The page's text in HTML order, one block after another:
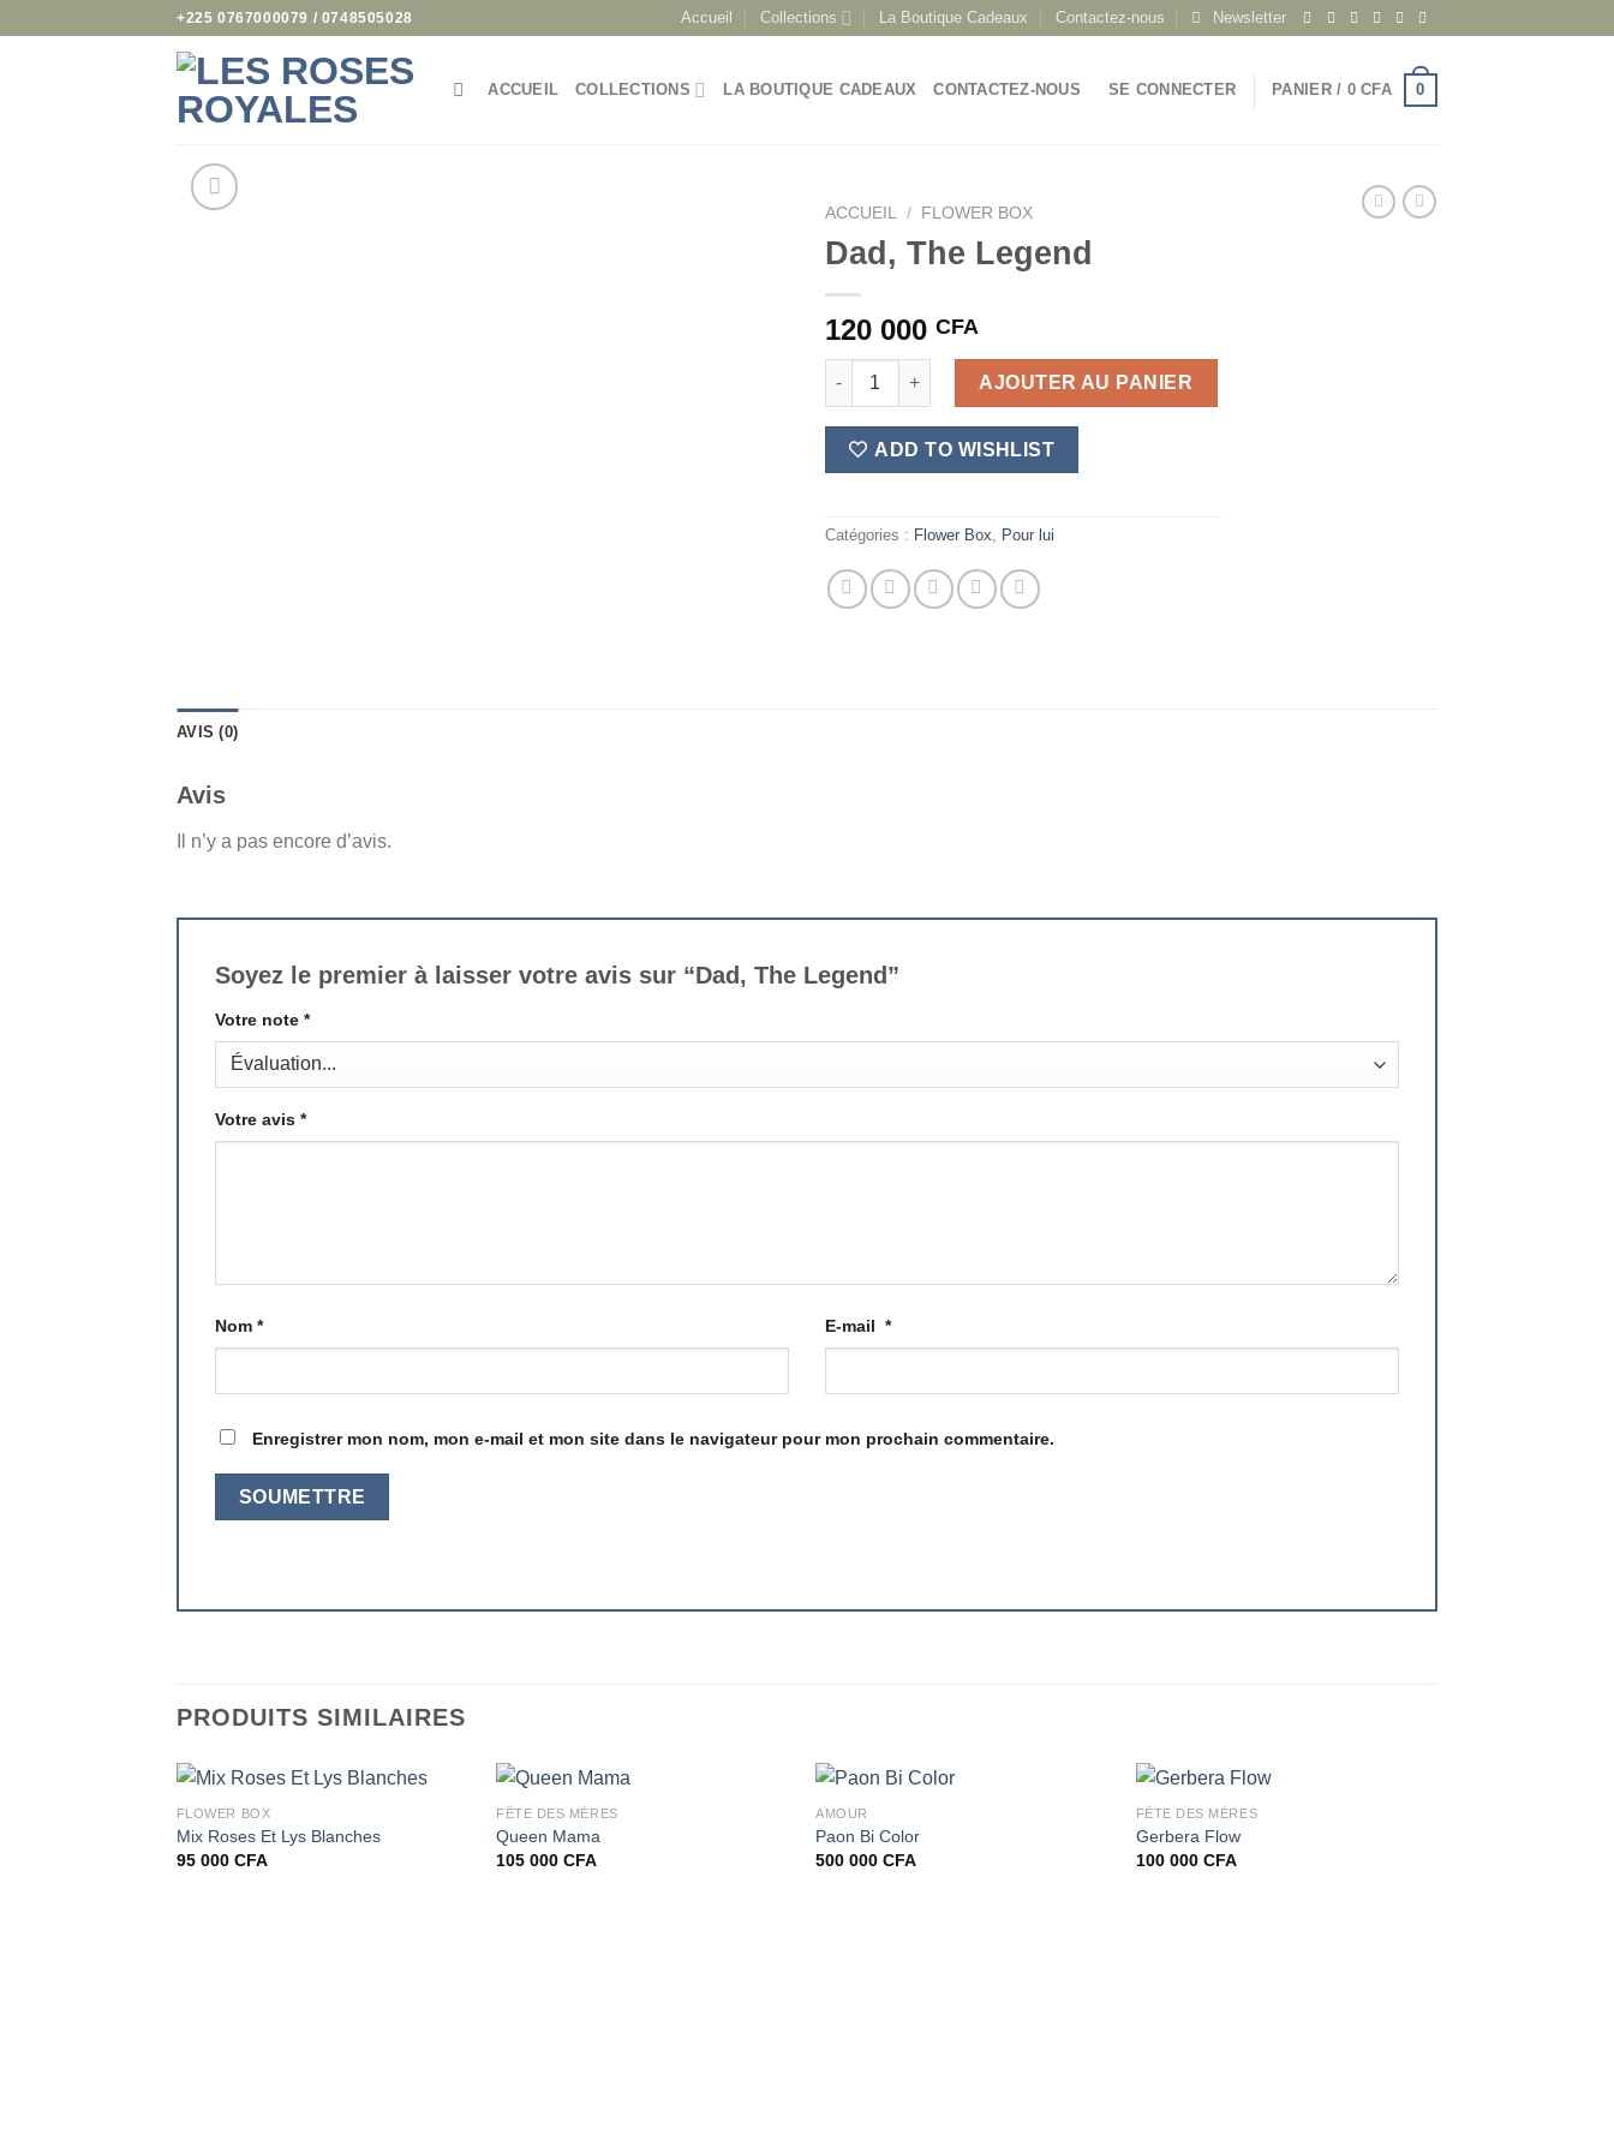
+225 0767000079 / 0748505028 Accueil Collections La Boutique Cadeaux Contactez-nous Newsletter
ACCUEIL COLLECTIONS LA BOUTIQUE CADEAUX CONTACTEZ-NOUS SE CONNECTER PANIER / 0CFA 0
ACCUEIL / FLOWER BOX
Dad, The Legend
120 000 CFA
quantité de Dad, The Legend
AJOUTER AU PANIER
ADD TO WISHLIST
Catégories : Flower Box, Pour lui
AVIS (0)
Avis
Il n’y a pas encore d’avis.
Soyez le premier à laisser votre avis sur “Dad, The Legend”
Votre note *
Votre avis *
Nom * E-mail *
Enregistrer mon nom, mon e-mail et mon site dans le navigateur pour mon prochain commentaire.
PRODUITS SIMILAIRES
FLOWER BOX
Mix Roses Et Lys Blanches
95 000 CFA
FÊTE DES MÈRES
Queen Mama
105 000CFA
AMOUR
Paon Bi Color
500 000CFA
FÊTE DES MÈRES
Gerbera Flow
100 000 CFA